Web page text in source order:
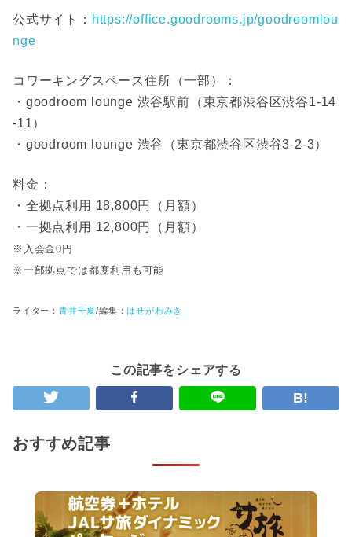
公式サイト： https://office.goodrooms.jp/goodroomlou
nge
コワーキングスペース住所（一部）：
・goodroom lounge 渋谷駅前（東京都渋谷区渋谷1‐14
‐11）
・goodroom lounge 渋谷（東京都渋谷区渋谷3-2-3）
料金：
・全拠点利用 18,800円（月額）
・一拠点利用 12,800円（月額）
※入会金0円
※一部拠点では都度利用も可能
ライター： 青井千夏/編集：はせがわみき
この記事をシェアする
B!
おすすめ記事